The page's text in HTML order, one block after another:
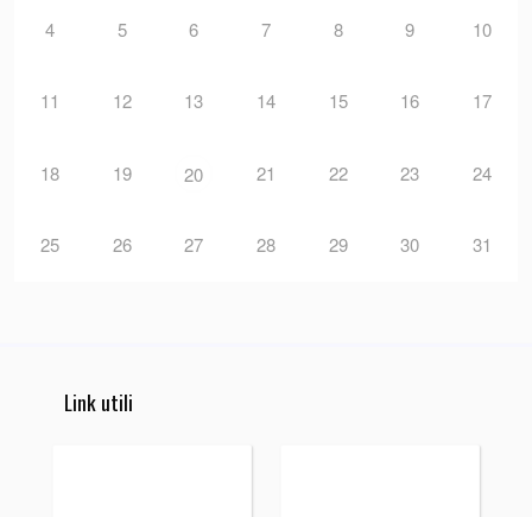
4 5 6 7 8 9 10
11 12 13 14 15 16 17
18 19 20 21 22 23 24
25 26 27 28 29 30 31
Link utili